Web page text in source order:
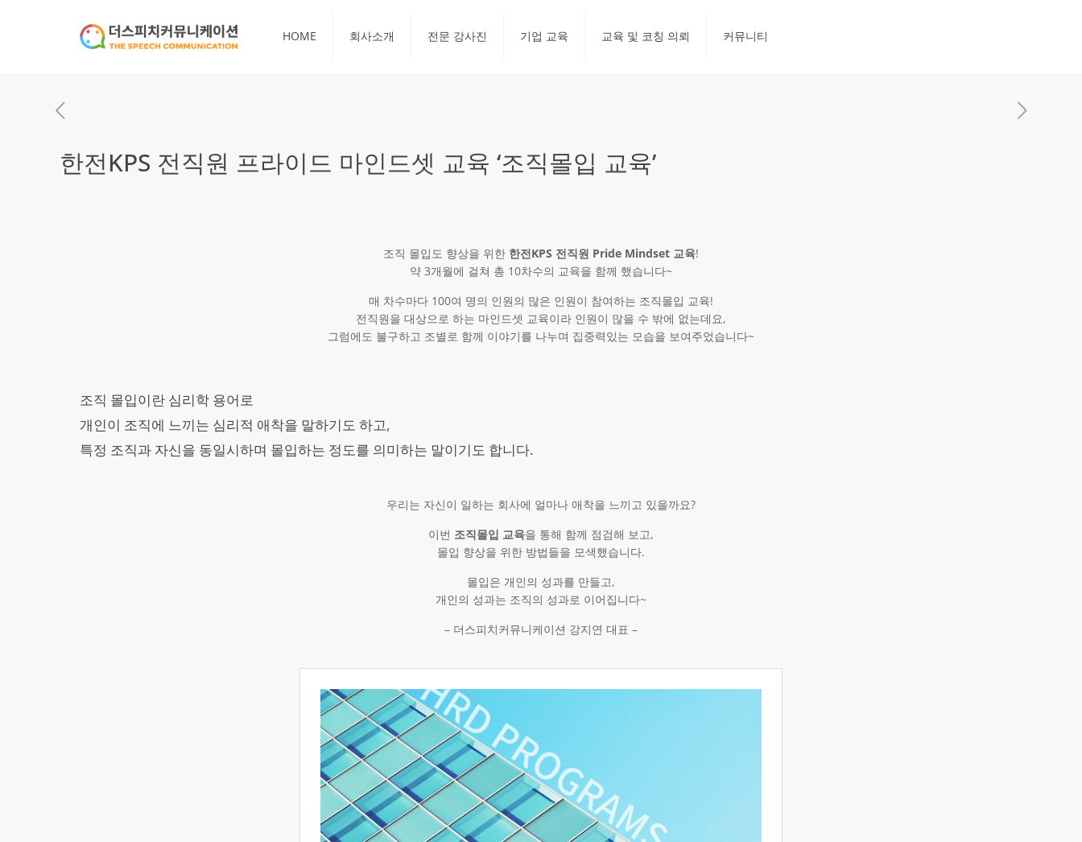
HOME 회사소개 전문 강사진 기업 교육 교육 및 코칭 의뢰 커뮤니티
한전KPS 전직원 프라이드 마인드셋 교육 ‘조직몰입 교육’
조직 몰입도 향상을 위한 한전KPS 전직원 Pride Mindset 교육!
약 3개월에 걸쳐 총 10차수의 교육을 함께 했습니다~
매 차수마다 100여 명의 인원의 많은 인원이 참여하는 조직몰입 교육!
전직원을 대상으로 하는 마인드셋 교육이라 인원이 많을 수 밖에 없는데요,
그럼에도 불구하고 조별로 함께 이야기를 나누며 집중력있는 모습을 보여주었습니다~
조직 몰입이란 심리학 용어로
개인이 조직에 느끼는 심리적 애착을 말하기도 하고,
특정 조직과 자신을 동일시하며 몰입하는 정도를 의미하는 말이기도 합니다.
우리는 자신이 일하는 회사에 얼마나 애착을 느끼고 있을까요?
이번 조직몰입 교육을 통해 함께 점검해 보고,
몰입 향상을 위한 방법들을 모색했습니다.
몰입은 개인의 성과를 만들고,
개인의 성과는 조직의 성과로 이어집니다~
– 더스피치커뮤니케이션 강지연 대표 –